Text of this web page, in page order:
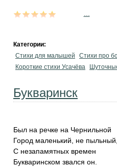
Категории:
Стихи для малышей
Стихи про
Короткие стихи Усачёва
Букваринск
Был на речке на Чернильной
Город маленький, не пыльный,
С незапамятных времен
Букваринском звался он.